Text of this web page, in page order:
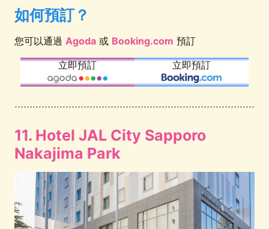
如何預訂？
您可以通過 Agoda 或 Booking.com 預訂
立即預訂
立即預訂
11. Hotel JAL City Sapporo
Nakajima Park